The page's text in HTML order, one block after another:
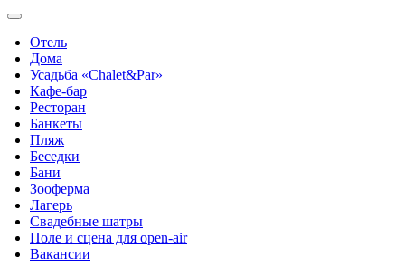
Отель
Дома
Усадьба «Chalet&Par»
Кафе-бар
Ресторан
Банкеты
Пляж
Беседки
Бани
Зооферма
Лагерь
Свадебные шатры
Поле и сцена для open-air
Вакансии